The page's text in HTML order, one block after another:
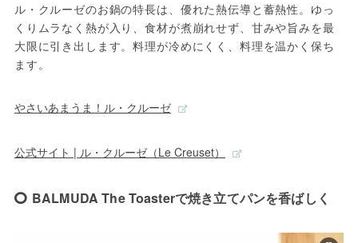
ル・クルーゼのお鍋の特長は、優れた熱伝導と蓄熱性。ゆっ
くりムラなく熱が入り、食材が煮崩れせず、甘みや旨みを最
大限に引き出します。料理が冷めにくく、料理を温かく保ち
ます。
やさいあまうま！ル・クルーゼ
公式サイト | ル・クルーゼ（Le Creuset）
BALMUDA The Toaster‎で焼き立てパンを香ばしく